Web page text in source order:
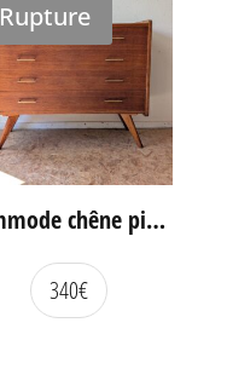
Rupture
Commode chêne pieds compas vintage
340€